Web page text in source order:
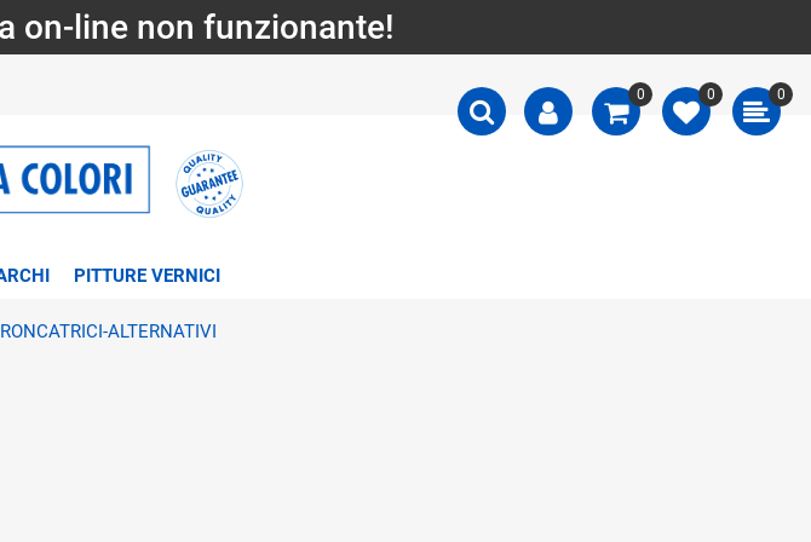
on-line non funzionante!
0 0 0
PITTURE VERNICI
ALTERNATIVI